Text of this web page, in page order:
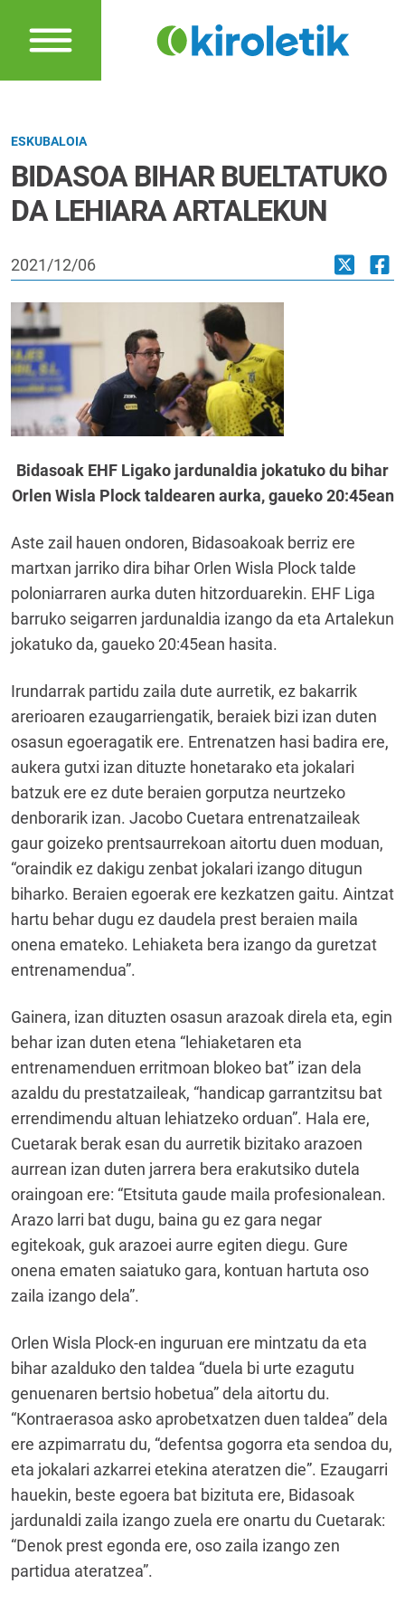
ESKUBALOIA
BIDASOA BIHAR BUELTATUKO
DA LEHIARA ARTALEKUN
2021/12/06
Bidasoak EHF Ligako jardunaldia jokatuko du bihar
Orlen Wisla Plock taldearen aurka, gaueko 20:45ean
Aste zail hauen ondoren, Bidasoakoak berriz ere
martxan jarriko dira bihar Orlen Wisla Plock talde
poloniarraren aurka duten hitzorduarekin. EHF Liga
barruko seigarren jardunaldia izango da eta Artalekun
jokatuko da, gaueko 20:45ean hasita.
Irundarrak partidu zaila dute aurretik, ez bakarrik
arerioaren ezaugarriengatik, beraiek bizi izan duten
osasun egoeragatik ere. Entrenatzen hasi badira ere,
aukera gutxi izan dituzte honetarako eta jokalari
batzuk ere ez dute beraien gorputza neurtzeko
denborarik izan. Jacobo Cuetara entrenatzaileak
gaur goizeko prentsaurrekoan aitortu duen moduan,
“oraindik ez dakigu zenbat jokalari izango ditugun
biharko. Beraien egoerak ere kezkatzen gaitu. Aintzat
hartu behar dugu ez daudela prest beraien maila
onena emateko. Lehiaketa bera izango da guretzat
entrenamendua”.
Gainera, izan dituzten osasun arazoak direla eta, egin
behar izan duten etena “lehiaketaren eta
entrenamenduen erritmoan blokeo bat” izan dela
azaldu du prestatzaileak, “handicap garrantzitsu bat
errendimendu altuan lehiatzeko orduan”. Hala ere,
Cuetarak berak esan du aurretik bizitako arazoen
aurrean izan duten jarrera bera erakutsiko dutela
oraingoan ere: “Etsituta gaude maila profesionalean.
Arazo larri bat dugu, baina gu ez gara negar
egitekoak, guk arazoei aurre egiten diegu. Gure
onena ematen saiatuko gara, kontuan hartuta oso
zaila izango dela”.
Orlen Wisla Plock-en inguruan ere mintzatu da eta
bihar azalduko den taldea “duela bi urte ezagutu
genuenaren bertsio hobetua” dela aitortu du.
“Kontraerasoa asko aprobetxatzen duen taldea” dela
ere azpimarratu du, “defentsa gogorra eta sendoa du,
eta jokalari azkarrei etekina ateratzen die”. Ezaugarri
hauekin, beste egoera bat bizituta ere, Bidasoak
jardunaldi zaila izango zuela ere onartu du Cuetarak:
“Denok prest egonda ere, oso zaila izango zen
partidua ateratzea”.